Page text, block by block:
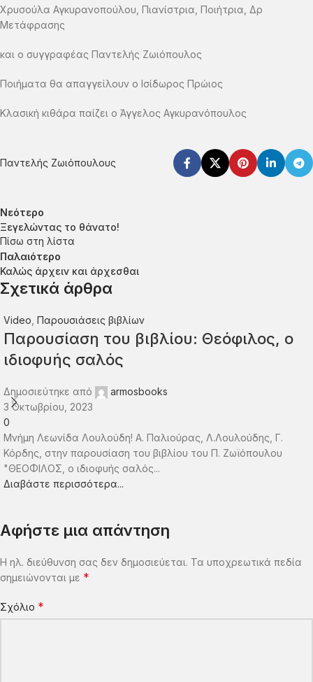
Χρυσούλα Αγκυρανοπούλου, Πιανίστρια, Ποιήτρια, Δρ
Μετάφρασης
και ο συγγραφέας Παντελής Ζωιόπουλος
Ποιήματα θα απαγγείλουν ο Ισίδωρος Πρώιος
Κλασική κιθάρα παίζει ο Άγγελος Αγκυρανόπουλος
Παντελής Ζωιόπουλους
Νεότερο
Ξεγελώντας το θάνατο!
Πίσω στη λίστα
Παλαιότερο
Καλώς άρχειν και άρχεσθαι
Σχετικά άρθρα
Video Παρουσιάσεις βιβλίων
Παρουσίαση του βιβλίου: Θεόφιλος, ο
ιδιοφυής σαλός
Δημοσιεύτηκε από
armosbooks
3 Οκτωβρίου, 2023
0
Μνήμη Λεωνίδα Λουλούδη! Α. Παλιούρας, Λ.Λουλούδης, Γ.
Κόρδης, στην παρουσίαση του βιβλίου του Π. Ζωϊόπουλου
"ΘΕΟΦΙΛΟΣ, ο ιδιοφυής σαλός...
Διαβάστε περισσότερα...
Αφήστε μια απάντηση
Η ηλ. διεύθυνση σας δεν δημοσιεύεται. Τα υποχρεωτικά πεδία
σημειώνονται με *
Σχόλιο *